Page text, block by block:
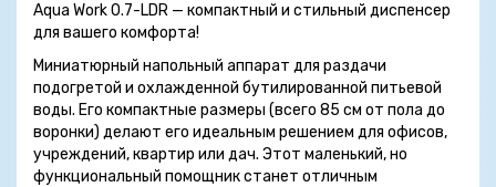
Aqua Work 0.7-LDR — компактный и стильный диспенсер
для вашего комфорта!
Миниатюрный напольный аппарат для раздачи
подогретой и охлажденной бутилированной питьевой
воды. Его компактные размеры (всего 85 см от пола до
воронки) делают его идеальным решением для офисов,
учреждений, квартир или дач. Этот маленький, но
функциональный помощник станет отличным